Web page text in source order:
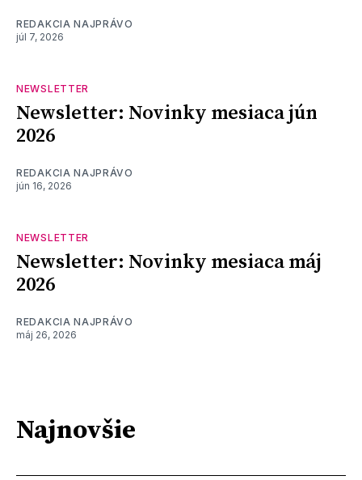
REDAKCIA NAJPRÁVO
júl 7, 2026
NEWSLETTER
Newsletter: Novinky mesiaca jún
2026
REDAKCIA NAJPRÁVO
jún 16, 2026
NEWSLETTER
Newsletter: Novinky mesiaca máj
2026
REDAKCIA NAJPRÁVO
máj 26, 2026
Najnovšie